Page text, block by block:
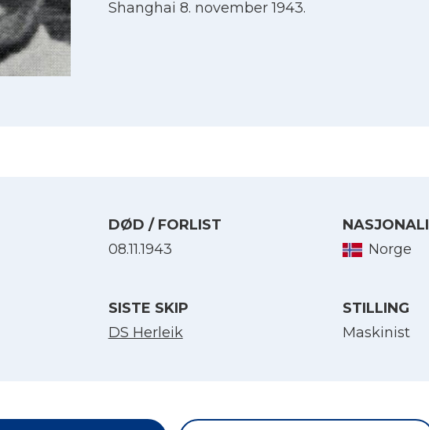
Shanghai 8. november 1943.
DØD / FORLIST
08.11.1943
Norge
SISTE SKIP
DS Herleik
STILLING
Maskinist